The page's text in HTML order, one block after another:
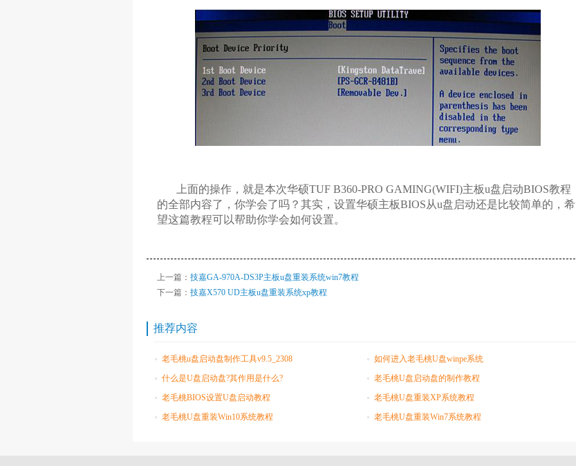
上面的操作，就是本次华硕TUF B360-PRO GAMING(WIFI)主板u盘启动BIOS教程
的全部内容了，你学会了吗？其实，设置华硕主板BIOS从u盘启动还是比较简单的，希
望这篇教程可以帮助你学会如何设置。
上一篇： 技嘉GA-970A-DS3P主板u盘重装系统win7教程
下一篇： 技嘉X570 UD主板u盘重装系统xp教程
推荐内容
老毛桃u盘启动盘制作工具v9.5_2308
如何进入老毛桃U盘winpe系统
什么是U盘启动盘?其作用是什么?
老毛桃U盘启动盘的制作教程
老毛桃BIOS设置U盘启动教程
老毛桃U盘重装XP系统教程
老毛桃U盘重装Win10系统教程
老毛桃U盘重装Win7系统教程